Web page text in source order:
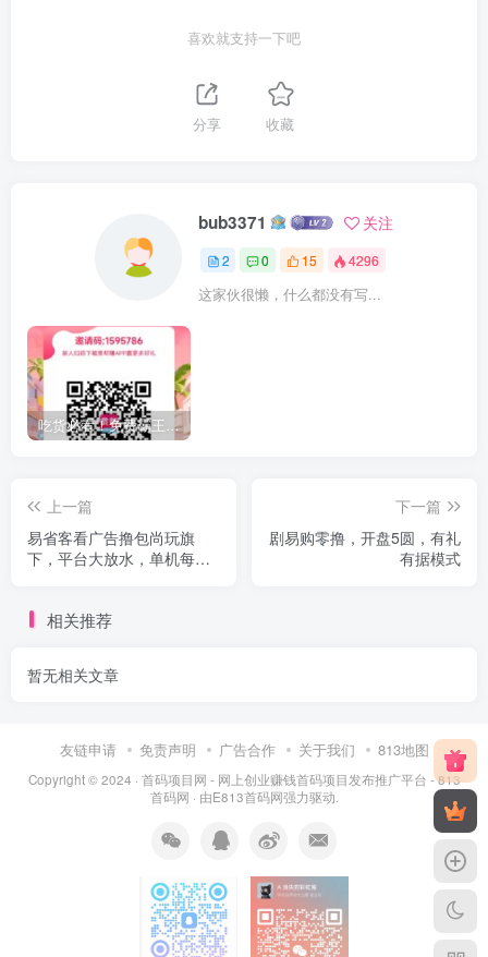
喜欢就支持一下吧
分享 收藏
bub3371 关注
2 0 15 4296
这家伙很懒，什么都没有写...
吃货必看！免费霸王餐，天天吃不停！
上一篇
易省客看广告撸包尚玩旗
下，平台大放水，单机每天
下一篇
剧易购零撸，开盘5圆，有礼
有据模式
相关推荐
暂无相关文章
友链申请 免责声明 广告合作 关于我们 813地图
Copyright © 2024 · 首码项目网 - 网上创业赚钱首码项目发布推广平台 - 813
首码网 · 由E813首码网强力驱动.